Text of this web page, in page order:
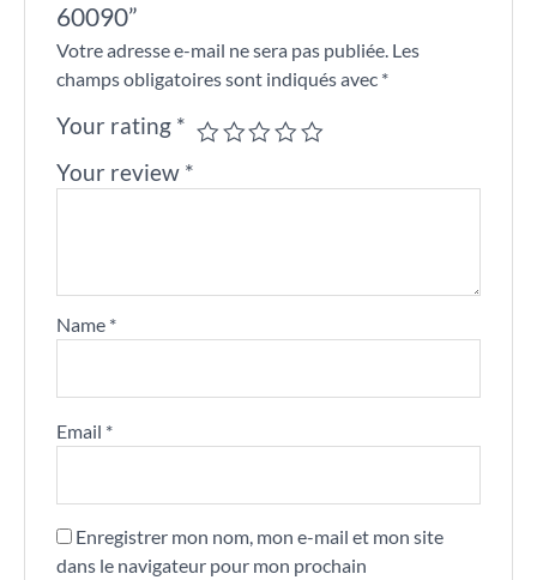
60090”
Votre adresse e-mail ne sera pas publiée. Les
champs obligatoires sont indiqués avec *
Your rating *
Your review *
Name *
Email *
Enregistrer mon nom, mon e-mail et mon site
dans le navigateur pour mon prochain